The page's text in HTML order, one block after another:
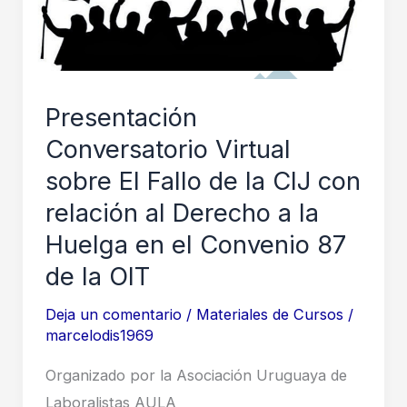
Presentación
Conversatorio Virtual
sobre El Fallo de la CIJ con
relación al Derecho a la
Huelga en el Convenio 87
de la OIT
Deja un comentario / Materiales de Cursos /
marcelodis1969
Organizado por la Asociación Uruguaya de
Laboralistas AULA